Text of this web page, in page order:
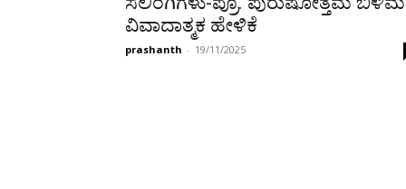
ವಿವಾದಾತ್ಮಕ ಹೇಳಿಕೆ
prashanth - 19/11/2025